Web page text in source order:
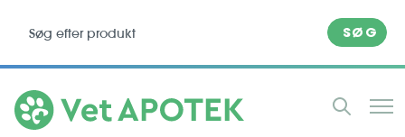
SØG